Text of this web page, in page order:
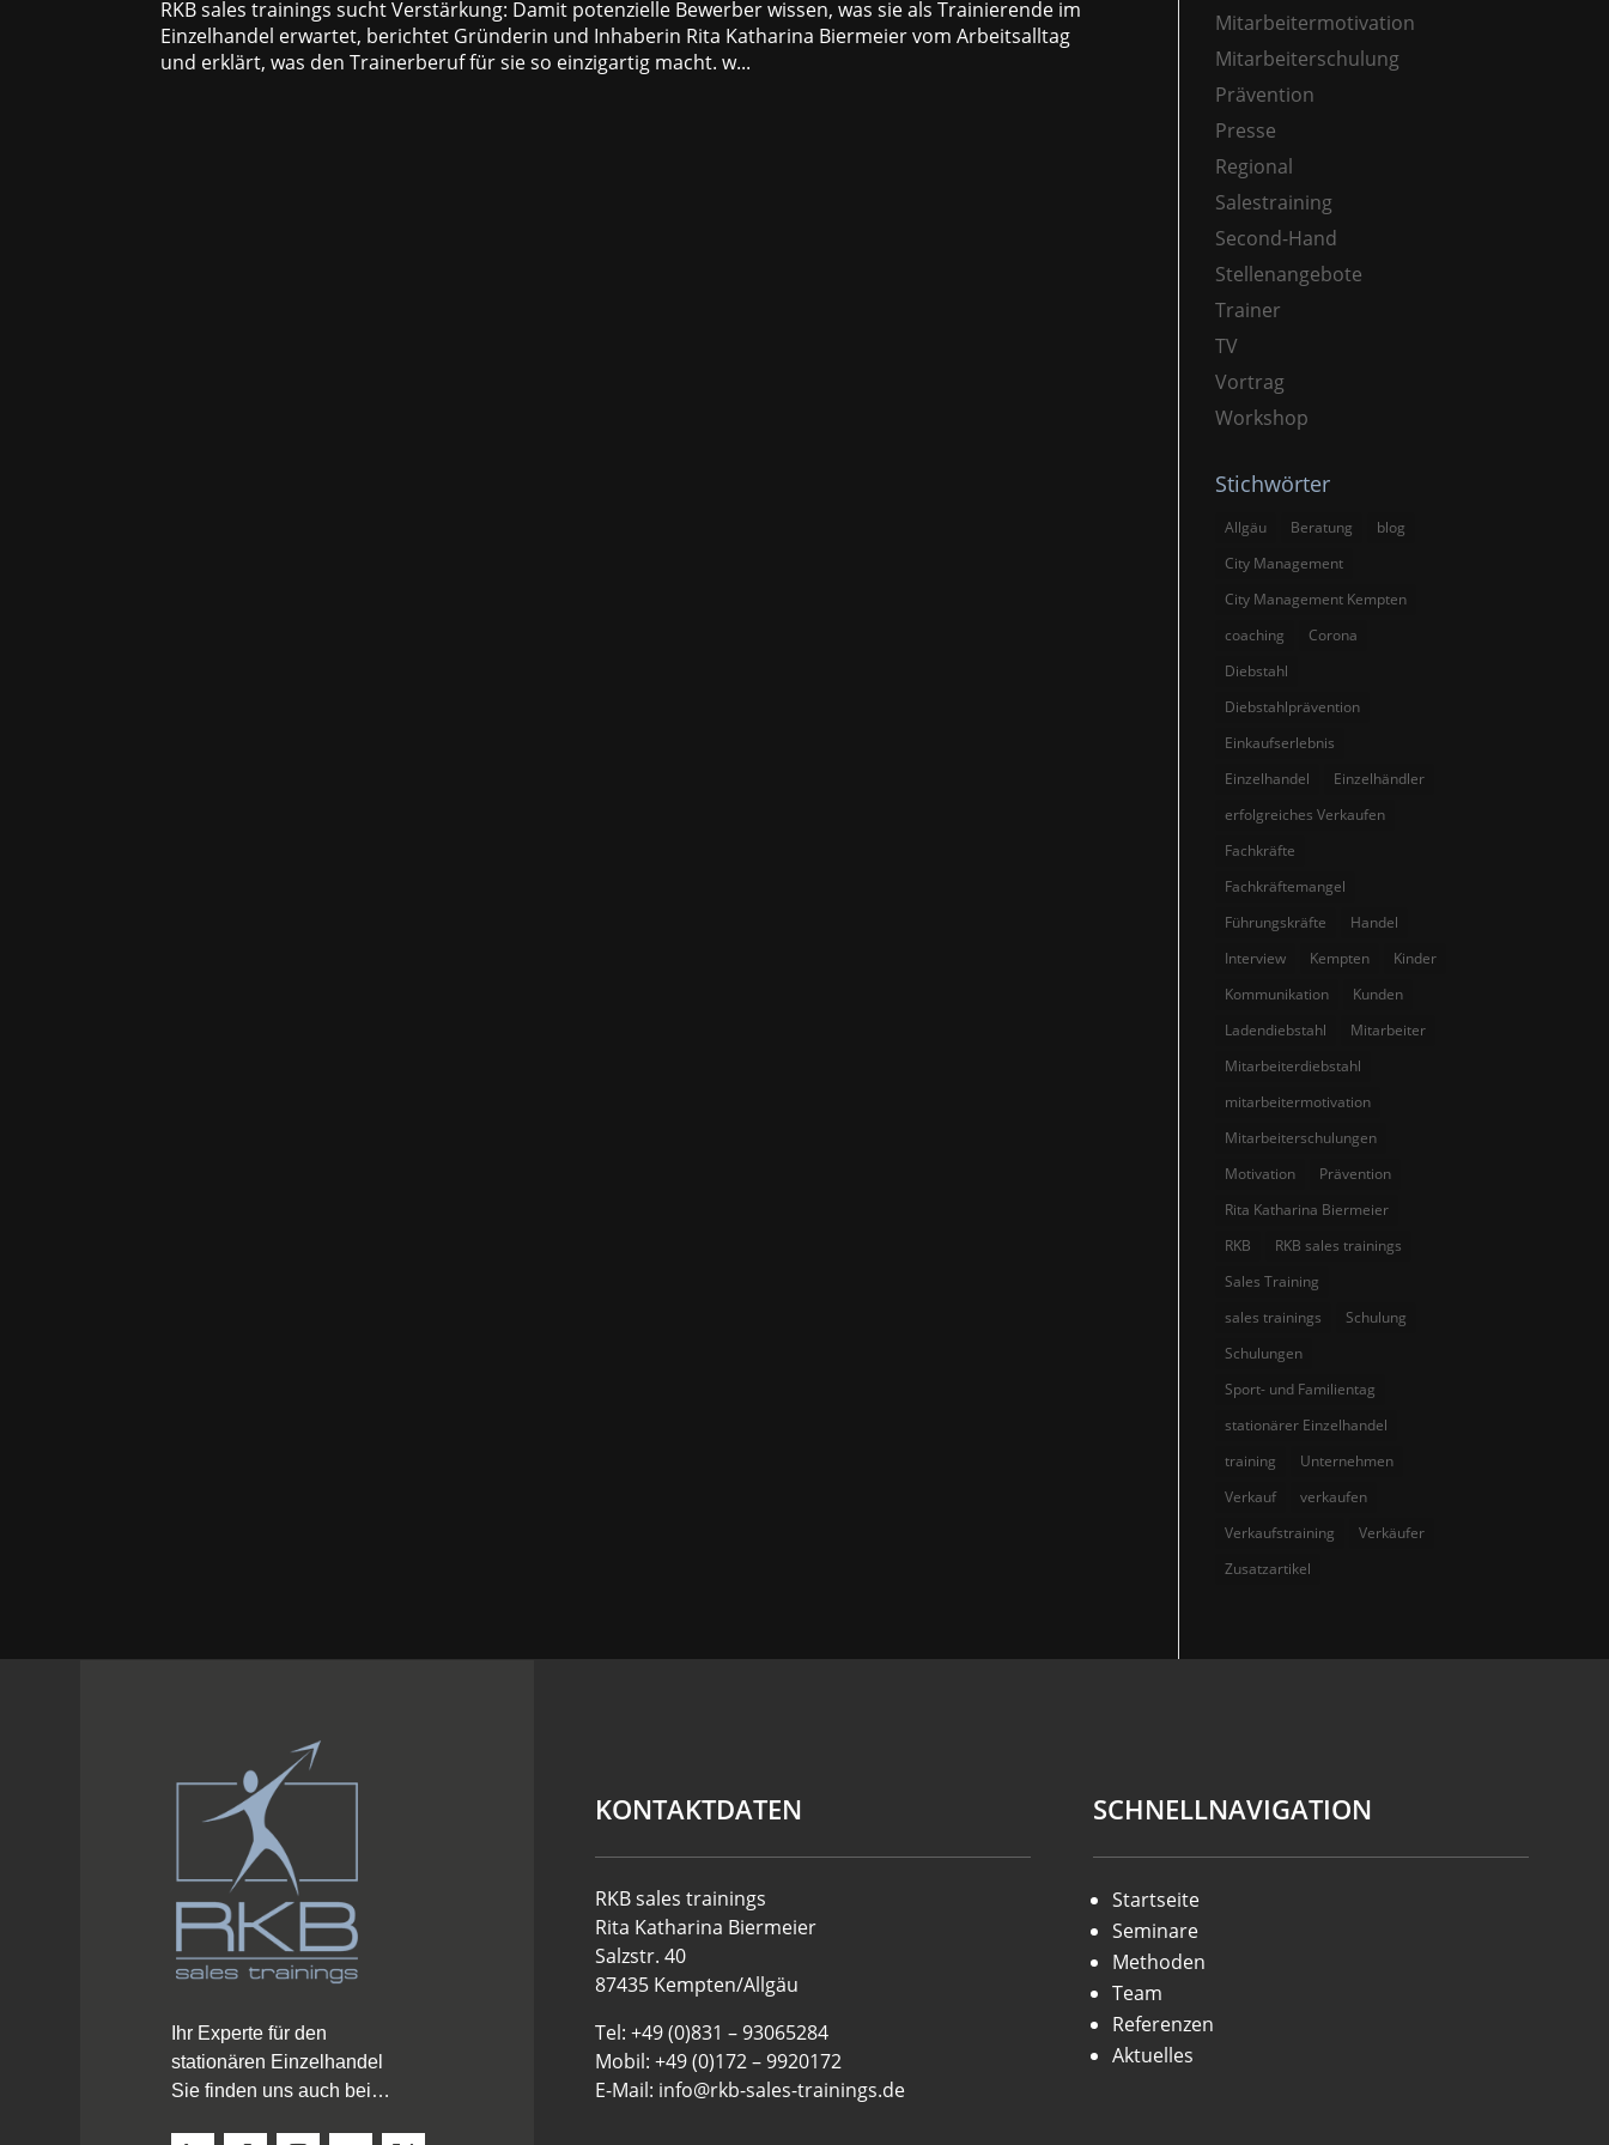
RKB sales trainings sucht Verstärkung: Damit potenzielle Bewerber wissen, was sie als Trainierende im
Einzelhandel erwartet, berichtet Gründerin und Inhaberin Rita Katharina Biermeier vom Arbeitsalltag
und erklärt, was den Trainerberuf für sie so einzigartig macht. w...
Mitarbeitermotivation
Mitarbeiterschulung
Prävention
Presse
Regional
Salestraining
Second-Hand
Stellenangebote
Trainer
TV
Vortrag
Workshop
Stichwörter
Allgäu Beratung
blog
City Management
City Management Kempten
coaching
Corona
Diebstahl
Diebstahlprävention
Einkaufserlebnis
Einzelhandel
Einzelhändler
erfolgreiches Verkaufen
Fachkräfte
Fachkräftemangel
Führungskräfte
Handel
Interview
Kempten
Kinder
Kommunikation
Kunden
Ladendiebstahl
Mitarbeiter
Mitarbeiterdiebstahl
mitarbeitermotivation
Mitarbeiterschulungen
Motivation
Prävention
Rita Katharina Biermeier
RKB
RKB sales trainings
Sales Training
sales trainings
Schulung
Schulungen
Sport- und Familientag
stationärer Einzelhandel
training
Unternehmen
Verkauf
verkaufen
Verkaufstraining
Verkäufer
Zusatzartikel
Ihr Experte für den
stationären Einzelhandel
Sie finden uns auch bei…
KONTAKTDATEN
RKB sales trainings
Rita Katharina Biermeier
Salzstr. 40
87435 Kempten/Allgäu
Tel: +49 (0)831 – 93065284
Mobil: +49 (0)172 – 9920172
E-Mail: info@rkb-sales-trainings.de
SCHNELLNAVIGATION
Startseite
Seminare
Methoden
Team
Referenzen
Aktuelles